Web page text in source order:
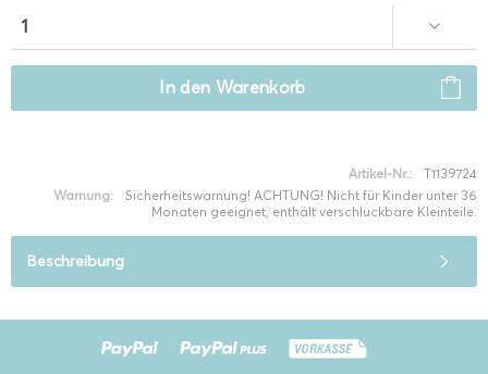
In den Warenkorb
Artikel-Nr.:
T1139724
Warnung:
Sicherheitswarnung! ACHTUNG! Nicht für Kinder unter 36
Monaten geeignet, enthält verschluckbare Kleinteile.
Beschreibung